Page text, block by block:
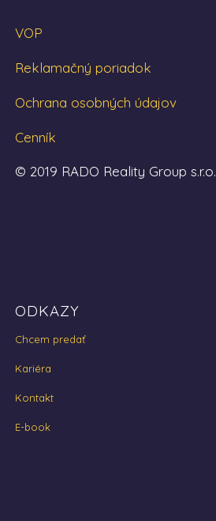
VOP
Reklamačný poriadok
Ochrana osobných údajov
Cenník
© 2019 RADO Reality Group s.r.o.
ODKAZY
Chcem predať
Kariéra
Kontakt
E-book